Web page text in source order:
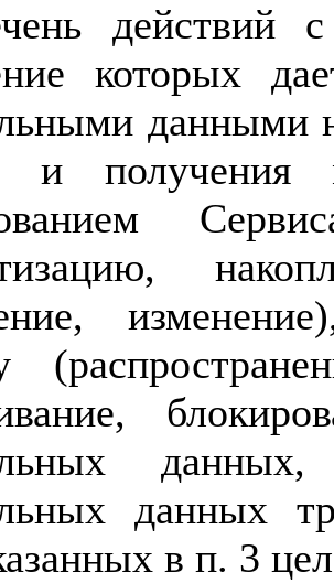
действий
которых
данными
и получения
данных,
данных
в п. 3